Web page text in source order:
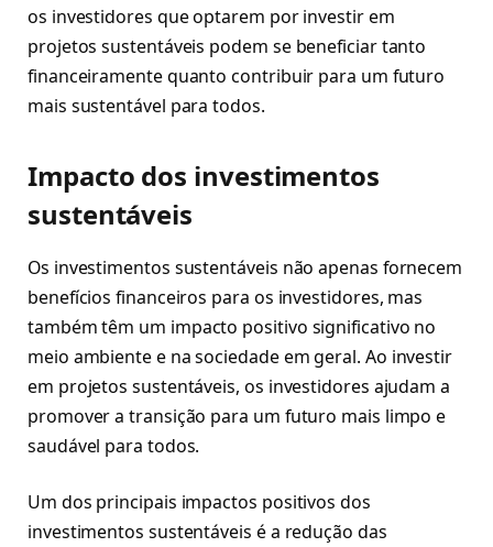
os investidores que optarem por investir em
projetos sustentáveis podem se beneficiar tanto
financeiramente quanto contribuir para um futuro
mais sustentável para todos.
Impacto dos investimentos
sustentáveis
Os investimentos sustentáveis não apenas fornecem
benefícios financeiros para os investidores, mas
também têm um impacto positivo significativo no
meio ambiente e na sociedade em geral. Ao investir
em projetos sustentáveis, os investidores ajudam a
promover a transição para um futuro mais limpo e
saudável para todos.
Um dos principais impactos positivos dos
investimentos sustentáveis é a redução das